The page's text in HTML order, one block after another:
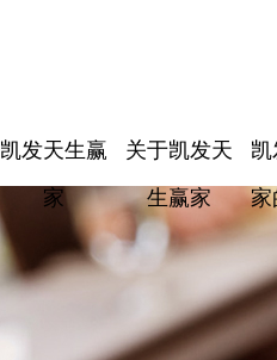
凯发天生赢
家
关于凯发天
生赢家
家